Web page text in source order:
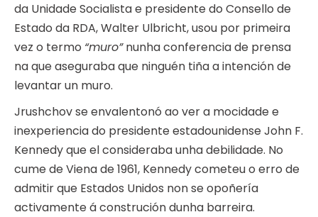
da Unidade Socialista e presidente do Consello de
Estado da RDA, Walter Ulbricht, usou por primeira
vez o termo “muro”nunha conferencia de prensa
na que aseguraba que ninguén tiña a intención de
levantar un muro.
Jrushchov se envalentonó ao ver a mocidade e
inexperiencia do presidente estadounidense John F.
Kennedy que el consideraba unha debilidade. No
cume de Viena de 1961, Kennedy cometeu o erro de
admitir que Estados Unidos non se opoñería
activamente á construción dunha barreira.